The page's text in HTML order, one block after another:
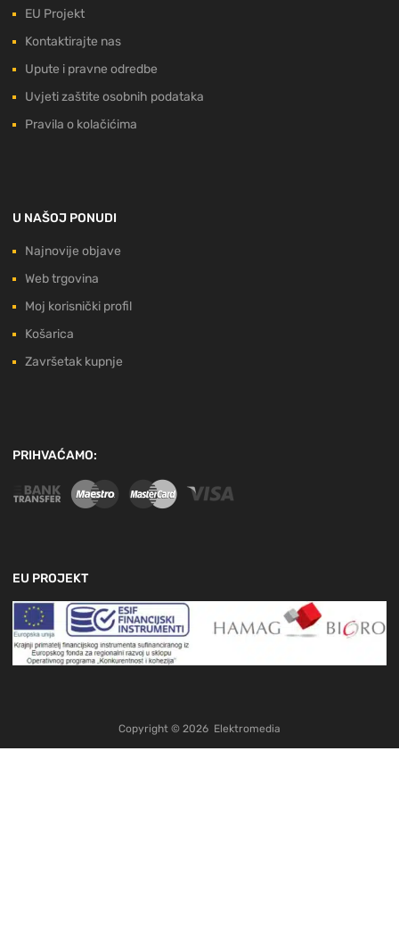
EU Projekt
Kontaktirajte nas
Upute i pravne odredbe
Uvjeti zaštite osobnih podataka
Pravila o kolačićima
U NAŠOJ PONUDI
Najnovije objave
Web trgovina
Moj korisnički profil
Košarica
Završetak kupnje
PRIHVAĆAMO:
EU PROJEKT
Copyright © 2026 Elektromedia